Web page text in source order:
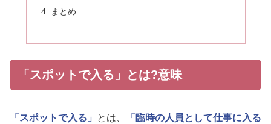
まとめ
「スポットで入る」とは?意味
「スポットで入る」 とは、 「臨時の人員として仕事に入る